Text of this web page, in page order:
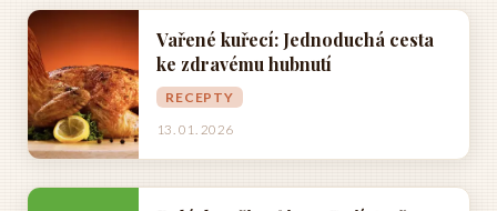
Vařené kuřecí: Jednoduchá cesta
ke zdravému hubnutí
RECEPTY
13. 01. 2026